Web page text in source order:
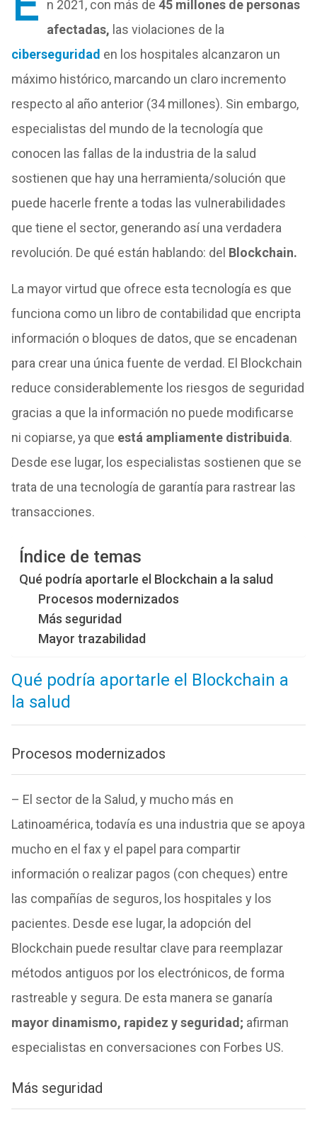
E n 2021, con más de 45 millones de personas
afectadas, las violaciones de la
ciberseguridad en los hospitales alcanzaron un
máximo histórico, marcando un claro incremento
respecto al año anterior (34 millones). Sin embargo,
especialistas del mundo de la tecnología que
conocen las fallas de la industria de la salud
sostienen que hay una herramienta/solución que
puede hacerle frente a todas las vulnerabilidades
que tiene el sector, generando así una verdadera
revolución. De qué están hablando: del Blockchain.
La mayor virtud que ofrece esta tecnología es que
funciona como un libro de contabilidad que encripta
información o bloques de datos, que se encadenan
para crear una única fuente de verdad. El Blockchain
reduce considerablemente los riesgos de seguridad
gracias a que la información no puede modificarse
ni copiarse, ya que está ampliamente distribuida.
Desde ese lugar, los especialistas sostienen que se
trata de una tecnología de garantía para rastrear las
transacciones.
Índice de temas
Qué podría aportarle el Blockchain a la salud
Procesos modernizados
Más seguridad
Mayor trazabilidad
Qué podría aportarle el Blockchain a
la salud
Procesos modernizados
– El sector de la Salud, y mucho más en
Latinoamérica, todavía es una industria que se apoya
mucho en el fax y el papel para compartir
información o realizar pagos (con cheques) entre
las compañías de seguros, los hospitales y los
pacientes. Desde ese lugar, la adopción del
Blockchain puede resultar clave para reemplazar
métodos antiguos por los electrónicos, de forma
rastreable y segura. De esta manera se ganaría
mayor dinamismo, rapidez y seguridad; afirman
especialistas en conversaciones con Forbes US.
Más seguridad